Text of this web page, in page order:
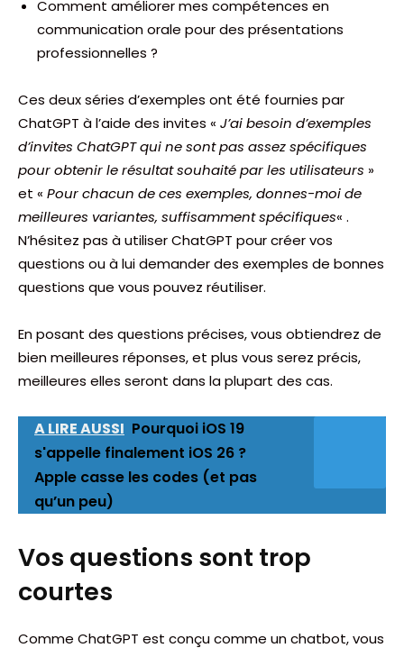
Comment améliorer mes compétences en
communication orale pour des présentations
professionnelles ?
Ces deux séries d’exemples ont été fournies par
ChatGPT à l’aide des invites « J’ai besoin d’exemples
d’invites ChatGPT qui ne sont pas assez spécifiques
pour obtenir le résultat souhaité par les utilisateurs »
et « Pour chacun de ces exemples, donnes-moi de
meilleures variantes, suffisamment spécifiques« .
N’hésitez pas à utiliser ChatGPT pour créer vos
questions ou à lui demander des exemples de bonnes
questions que vous pouvez réutiliser.
En posant des questions précises, vous obtiendrez de
bien meilleures réponses, et plus vous serez précis,
meilleures elles seront dans la plupart des cas.
A LIRE AUSSI Pourquoi iOS 19
s'appelle finalement iOS 26 ?
Apple casse les codes (et pas
qu’un peu)
Vos questions sont trop
courtes
Comme ChatGPT est conçu comme un chatbot, vous